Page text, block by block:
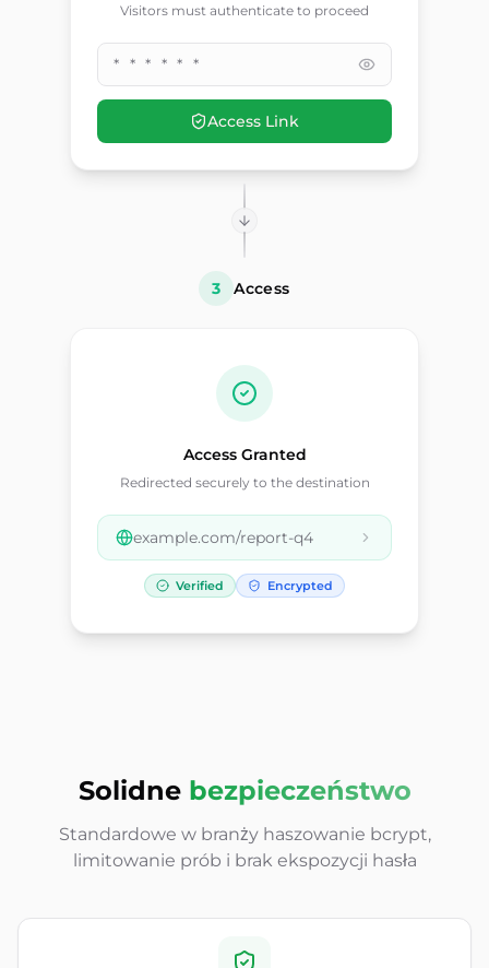
Visitors must authenticate to proceed
* * * * * *
Access Link
3 Access
Access Granted
Redirected securely to the destination
example.com/report-q4
Verified Encrypted
Solidne bezpieczeństwo
Standardowe w branży haszowanie bcrypt,
limitowanie prób i brak ekspozycji hasła